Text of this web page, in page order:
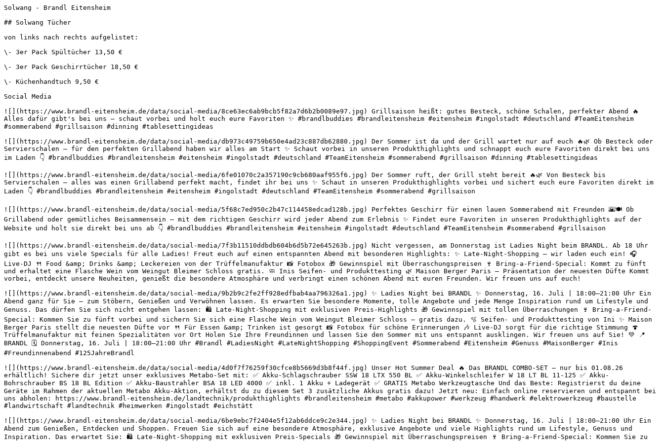
Solwang - Brandl Eitensheim
## Solwang Tücher
von links nach rechts aufgelistet:
\- 3er Pack Spültücher 13,50 €
\- 3er Pack Geschirrtücher 18,50 €
\- Küchenhandtuch 9,50 €
Social Media
![](https://www.brandl-eitensheim.de/data/social-media/8ce63ec6ab9bcb5f82a7d6b2b0089e97.jpg) Grillsaison heißt: gutes Besteck, schöne Schalen, perfekter Abend 🔥
Alles dafür gibt's bei uns – schaut vorbei und holt euch eure Favoriten ✨ #brandlbuddies #brandleitensheim #eitensheim #ingolstadt #deutschland #TeamEitensheim
#sommerabend #grillsaison #dinning #tablesettingideas
![](https://www.brandl-eitensheim.de/data/social-media/db973c49759b650e4ad23c887db62880.jpg) Der Sommer ist da und der Grill wartet nur auf euch 🔥🌿 Ob Besteck oder
Servierschalen – für den perfekten Grillabend haben wir alles am Start ✨ Schaut vorbei in unseren Produkthighlights und schnappt euch eure Favoriten direkt bei uns
im Laden 👇 #brandlbuddies #brandleitensheim #eitensheim #ingolstadt #deutschland #TeamEitensheim #sommerabend #grillsaison #dinning #tablesettingideas
![](https://www.brandl-eitensheim.de/data/social-media/6fe01070c2a357190c9cb680aaf955f6.jpg) Der Sommer ruft, der Grill steht bereit 🔥🌿 Von Besteck bis
Servierschalen – alles was einen Grillabend perfekt macht, findet ihr bei uns ✨ Schaut in unseren Produkthighlights vorbei und sichert euch eure Favoriten direkt im
Laden 👇 #brandlbuddies #brandleitensheim #eitensheim #ingolstadt #deutschland #TeamEitensheim #sommerabend #grillsaison
![](https://www.brandl-eitensheim.de/data/social-media/5f68c7ed950c2b47c114458edcad128b.jpg) Perfektes Geschirr für einen lauen Sommerabend mit Freunden 🌇🍽️ Ob
Grillabend oder gemütliches Beisammensein – mit dem richtigen Geschirr wird jeder Abend zum Erlebnis ✨ Findet eure Favoriten in unseren Produkthighlights auf der
Website und holt sie direkt bei uns ab 👇 #brandlbuddies #brandleitensheim #eitensheim #ingolstadt #deutschland #TeamEitensheim #sommerabend #grillsaison
![](https://www.brandl-eitensheim.de/data/social-media/7f3b11510ddbdb604b6d5b72e645263b.jpg) Nicht vergessen, am Donnerstag ist Ladies Night beim BRANDL. Ab 18 Uhr
gibt es bei uns viele Specials für alle Ladies! Freut euch auf einen entspannten Abend mit besonderen Highlights: ✨ Late-Night-Shopping – wir laden euch ein! 🎧
Live-DJ 🍴 Food &amp; Drinks &amp; Leckereien von der Trüffelmanufaktur 📸 Fotobox 🎁 Gewinnspiel mit Überraschungspreisen 🍷 Bring-a-Friend-Special: Kommt zu fünft
und erhaltet eine Flasche Wein vom Weingut Bleimer Schloss gratis. 🧼 Inis Seifen- und Produkttesting 🌿 Maison Berger Paris – Präsentation der neuesten Düfte Kommt
vorbei, entdeckt unsere Neuheiten, genießt die besondere Atmosphäre und verbringt einen schönen Abend mit euren Freunden. Wir freuen uns auf euch!
![](https://www.brandl-eitensheim.de/data/social-media/9b2b9c2fe2ff928edfbab4aa796326a1.jpg) ✨ Ladies Night bei BRANDL ✨ Donnerstag, 16. Juli | 18:00–21:00 Uhr Ein
Abend ganz für Sie – zum Stöbern, Genießen und Verwöhnen lassen. Es erwarten Sie besondere Momente, tolle Angebote und jede Menge Inspiration rund um Lifestyle und
Genuss. Das dürfen Sie sich nicht entgehen lassen: 🛍️ Late-Night-Shopping mit exklusiven Preis-Highlights 🎁 Gewinnspiel mit tollen Überraschungen 🍷 Bring-a-Friend-
Special: Kommen Sie zu fünft vorbei und sichern Sie sich eine Flasche Wein vom Weingut Bleimer Schloss – gratis dazu. 🫧 Seifen- und Produkttesting von Ini ✨ Maison
Berger Paris stellt die neuesten Düfte vor 🍴 Für Essen &amp; Trinken ist gesorgt 📸 Fotobox für schöne Erinnerungen 🎶 Live-DJ sorgt für die richtige Stimmung 🍄
Trüffelmanufaktur mit feinen Spezialitäten vor Ort Holen Sie Ihre Freundinnen und lassen Sie den Sommer mit uns entspannt ausklingen. Wir freuen uns auf Sie! 💚 📍
BRANDL 🗓️ Donnerstag, 16. Juli | 18:00–21:00 Uhr #Brandl #LadiesNight #LateNightShopping #ShoppingEvent #Sommerabend #Eitensheim #Genuss #MaisonBerger #Inis
#Freundinnenabend #125JahreBrandl
![](https://www.brandl-eitensheim.de/data/social-media/4d0f7f76259f30cfce8b5669d3b8f44f.jpg) Unser Hot Summer Deal 🔥 Das BRANDL COMBO-SET – nur bis 01.08.26
erhältlich! Sichere dir jetzt unser exklusives Metabo-Set mit: ✅ Akku-Schlagschrauber SSW 18 LTX 550 BL ✅ Akku-Winkelschleifer W 18 LT BL 11-125 ✅ Akku-
Bohrschrauber BS 18 BL Edition ✅ Akku-Baustrahler BSA 18 LED 4000 ✅ inkl. 1 Akku + Ladegerät ✅ GRATIS Metabo Werkzeugtasche Und das Beste: Registrierst du deine
Geräte im Rahmen der aktuellen Metabo Akku-Aktion, erhältst du zu diesem Set 3 zusätzliche Akkus gratis dazu! Jetzt neu: Einfach online reservieren und entspannt bei
uns abholen: https://www.brandl-eitensheim.de/landtechnik/produkthighlights #brandleitensheim #metabo #akkupower #werkzeug #handwerk #elektrowerkzeug #baustelle
#landwirtschaft #landtechnik #heimwerken #ingolstadt #eichstätt
![](https://www.brandl-eitensheim.de/data/social-media/6be9ebc7f2404e5f12ab6ddce9c2e344.jpg) ✨ Ladies Night bei BRANDL ✨ Donnerstag, 16. Juli | 18:00–21:00 Uhr Ein
Abend zum Genießen, Entdecken und Shoppen. Freuen Sie sich auf eine besondere Atmosphäre, exklusive Angebote und viele Highlights rund um Lifestyle, Genuss und
Inspiration. Das erwartet Sie: 🛍️ Late-Night-Shopping mit exklusiven Preis-Specials 🎁 Gewinnspiel mit Überraschungspreisen 🍷 Bring-a-Friend-Special: Kommen Sie zu